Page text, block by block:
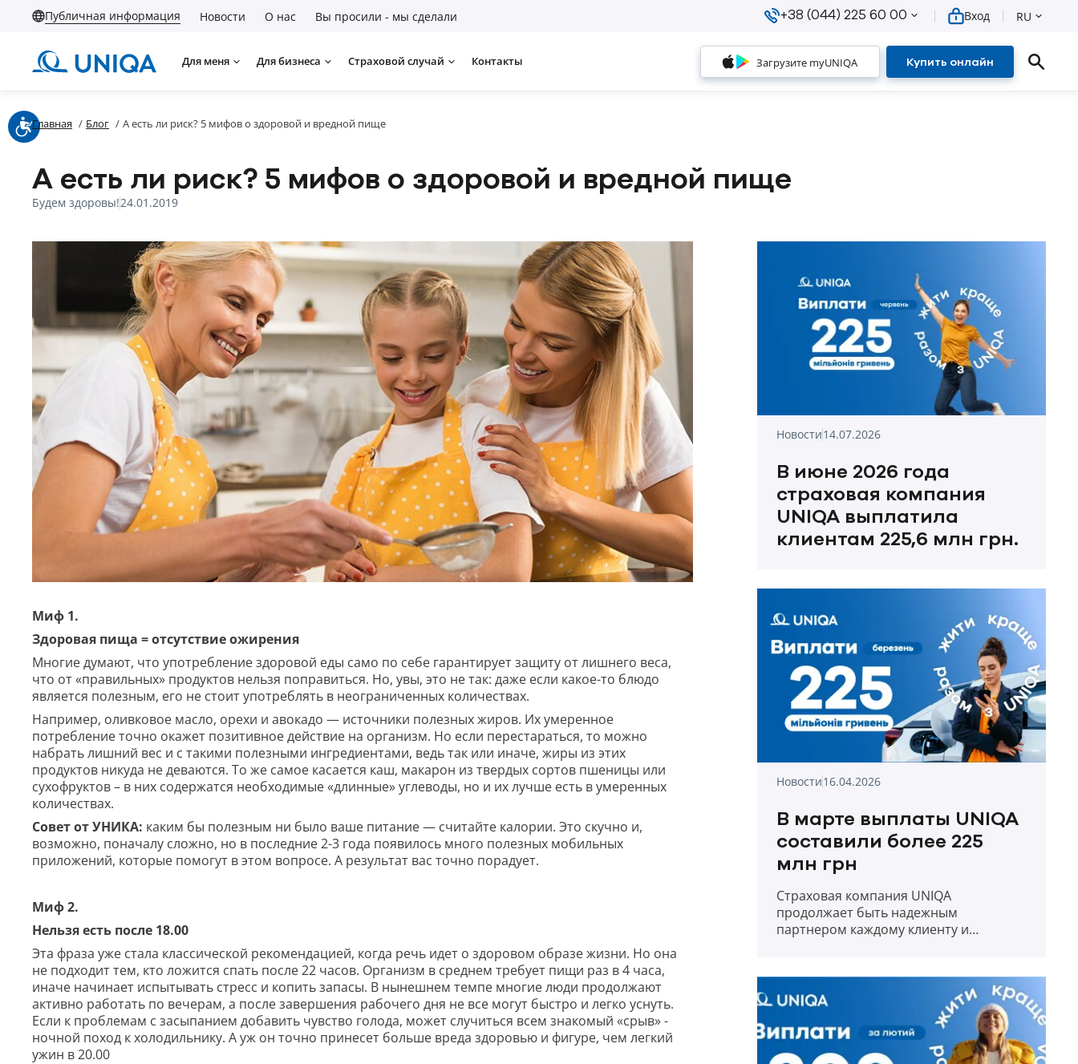
Публичная информация Новости О нас Вы просили - мы сделали +38 (044) 225 60 00 Вход RU
Для меня Для бизнеса Страховой случай Контакты Загрузите myUNIQA Купить онлайн
Главная / Блог / А есть ли риск? 5 мифов о здоровой и вредной пище
А есть ли риск? 5 мифов о здоровой и вредной пище
Будем здоровы!24.01.2019
Миф 1.
Здоровая пища = отсутствие ожирения
Многие думают, что употребление здоровой еды само по себе гарантирует защиту от лишнего веса,
что от «правильных» продуктов нельзя поправиться. Но, увы, это не так: даже если какое-то блюдо
является полезным, его не стоит употреблять в неограниченных количествах.
Например, оливковое масло, орехи и авокадо — источники полезных жиров. Их умеренное
потребление точно окажет позитивное действие на организм. Но если перестараться, то можно
набрать лишний вес и с такими полезными ингредиентами, ведь так или иначе, жиры из этих
продуктов никуда не деваются. То же самое касается каш, макарон из твердых сортов пшеницы или
сухофруктов – в них содержатся необходимые «длинные» углеводы, но и их лучше есть в умеренных
количествах.
Совет от УНИКА: каким бы полезным ни было ваше питание — считайте калории. Это скучно и,
возможно, поначалу сложно, но в последние 2-3 года появилось много полезных мобильных
приложений, которые помогут в этом вопросе. А результат вас точно порадует.
Миф 2.
Нельзя есть после 18.00
Эта фраза уже стала классической рекомендацией, когда речь идет о здоровом образе жизни. Но она
не подходит тем, кто ложится спать после 22 часов. Организм в среднем требует пищи раз в 4 часа,
иначе начинает испытывать стресс и копить запасы. В нынешнем темпе многие люди продолжают
активно работать по вечерам, а после завершения рабочего дня не все могут быстро и легко уснуть.
Если к проблемам с засыпанием добавить чувство голода, может случиться всем знакомый «срыв» -
ночной поход к холодильнику. А уж он точно принесет больше вреда здоровью и фигуре, чем легкий
ужин в 20.00
Новости14.07.2026
В июне 2026 года
страховая компания
UNIQA выплатила
клиентам 225,6 млн грн.
Новости16.04.2026
В марте выплаты UNIQA
составили более 225
млн грн
Страховая компания UNIQA
продолжает быть надежным
партнером каждому клиенту и